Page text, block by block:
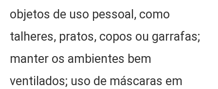
objetos de uso pessoal, como
talheres, pratos, copos ou garrafas;
manter os ambientes bem
ventilados; uso de máscaras em